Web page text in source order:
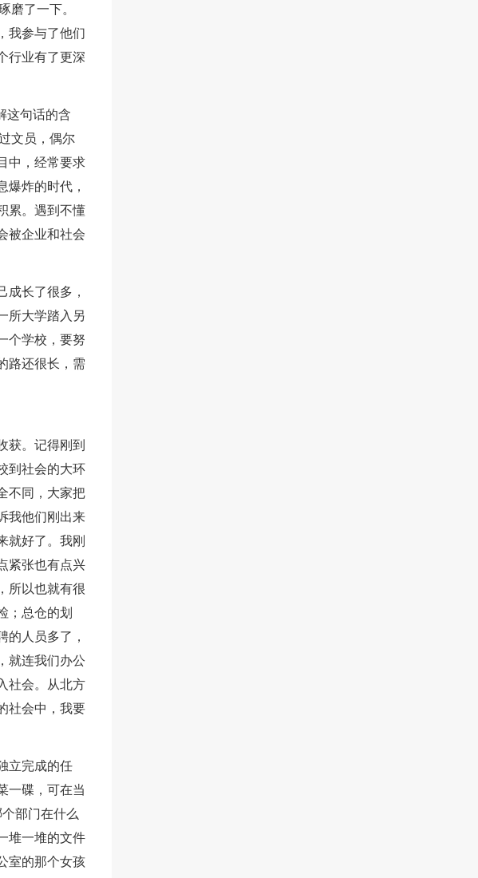
磨了一下。
我参与了他们
行业有了更深
这句话的含
文员，偶尔
中，经常要求
爆炸的时代，
累。遇到不懂
被企业和社会
成长了很多，
所大学踏入另
个学校，要努
路还很长，需
获。记得刚到
到社会的大环
不同，大家把
我他们刚出来
就好了。我刚
紧张也有点兴
所以也就有很
；总仓的划
的人员多了，
就连我们办公
社会。从北方
社会中，我要
立完成的任
一碟，可在当
部门在什么
堆一堆的文件
室的那个女孩